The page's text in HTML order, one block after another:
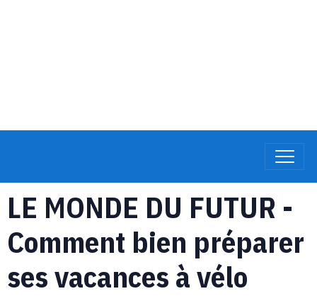
LE MONDE DU FUTUR -
Comment bien préparer
ses vacances à vélo